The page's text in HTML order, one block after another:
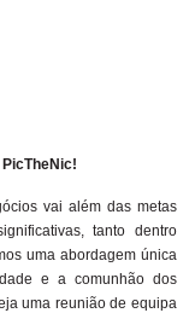
vai além das metas
tanto dentro
uma abordagem única
e a comunhão dos
uma reunião de equipa